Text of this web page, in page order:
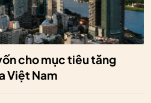
cho mục tiêu tăng
Việt Nam